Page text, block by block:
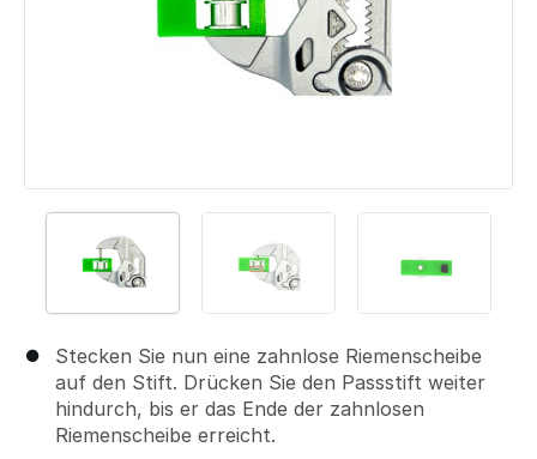
Stecken Sie nun eine zahnlose Riemenscheibe
auf den Stift. Drücken Sie den Passstift weiter
hindurch, bis er das Ende der zahnlosen
Riemenscheibe erreicht.